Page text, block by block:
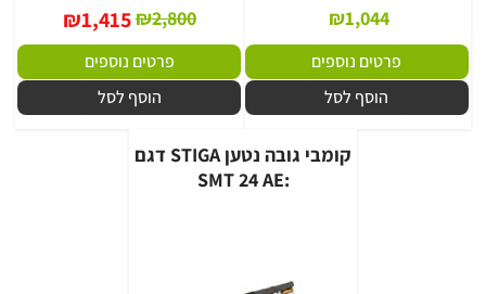
₪1,044
פרטים נוספים
הוסף לסל
₪2,800
₪1,415
פרטים נוספים
הוסף לסל
קומבי גובה נטען STIGA דגם
:SMT 24 AE